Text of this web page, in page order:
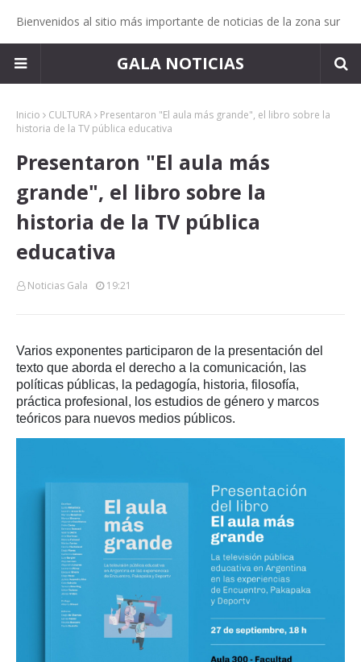
Bienvenidos al sitio más importante de noticias de la zona sur
GALA NOTICIAS
Inicio CULTURA
Presentaron "El aula más grande", el libro sobre la
historia de la TV pública educativa
Presentaron "El aula más
grande", el libro sobre la
historia de la TV pública
educativa
Noticias Gala 19:21
Varios exponentes participaron de la presentación del
texto que aborda el derecho a la comunicación, las
políticas públicas, la pedagogía, historia, filosofía,
práctica profesional, los estudios de género y marcos
teóricos para nuevos medios públicos.